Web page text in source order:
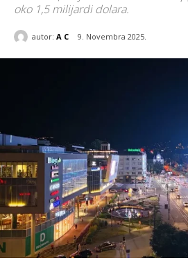
oko 1,5 milijardi dolara.
autor: A C 9. Novembra 2025.